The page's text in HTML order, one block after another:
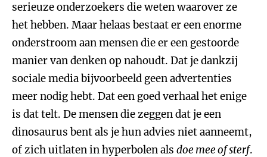
serieuze onderzoekers die weten waarover ze
het hebben. Maar helaas bestaat er een enorme
onderstroom aan mensen die er een gestoorde
manier van denken op nahoudt. Dat je dankzij
sociale media bijvoorbeeld geen advertenties
meer nodig hebt. Dat een goed verhaal het enige
is dat telt. De mensen die zeggen dat je een
dinosaurus bent als je hun advies niet aanneemt,
of zich uitlaten in hyperbolen als doe mee of sterf.